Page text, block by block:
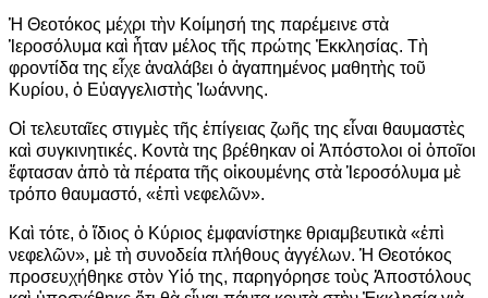
Ἡ Θεοτόκος μέχρι τὴν Κοίμησή της παρέμεινε στὰ
Ἱεροσόλυμα καὶ ἦταν μέλος τῆς πρώτης Ἐκκλησίας. Τὴ
φροντίδα της εἶχε ἀναλάβει ὁ ἀγαπημένος μαθητὴς τοῦ
Κυρίου, ὁ Εὐαγγελιστὴς Ἰωάννης.
Οἱ τελευταῖες στιγμὲς τῆς ἐπίγειας ζωῆς της εἶναι θαυμαστὲς
καὶ συγκινητικές. Κοντὰ της βρέθηκαν οἱ Ἀπόστολοι οἱ ὁποῖοι
ἔφτασαν ἀπὸ τὰ πέρατα τῆς οἰκουμένης στὰ Ἱεροσόλυμα μὲ
τρόπο θαυμαστό, «ἐπὶ νεφελῶν».
Καὶ τότε, ὁ ἴδιος ὁ Κύριος ἐμφανίστηκε θριαμβευτικὰ «ἐπὶ
νεφελῶν», μὲ τὴ συνοδεία πλήθους ἀγγέλων. Ἡ Θεοτόκος
προσευχήθηκε στὸν Υἱό της, παρηγόρησε τοὺς Ἀποστόλους